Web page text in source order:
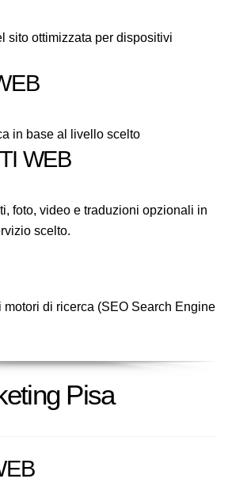
sito ottimizzata per dispositivi
in base al livello scelto
WEB
foto, video e traduzioni opzionali in
scelto.
motori di ricerca (SEO Search Engine
Pisa